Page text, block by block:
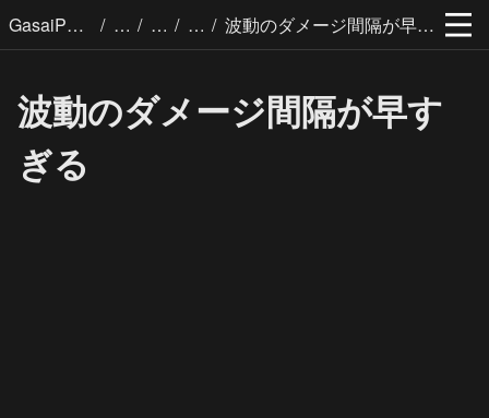
GasaiPages / / / / 波動のダメージ間隔が早すぎる
波動のダメージ間隔が早す
ぎる